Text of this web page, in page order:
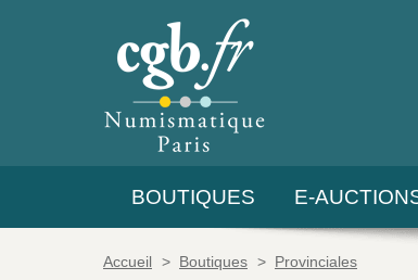
BOUTIQUES E-
Accueil > Boutiques > Provinciales